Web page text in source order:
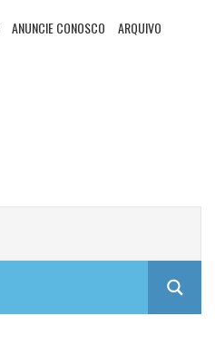
ANUNCIE CONOSCO ARQUIVO